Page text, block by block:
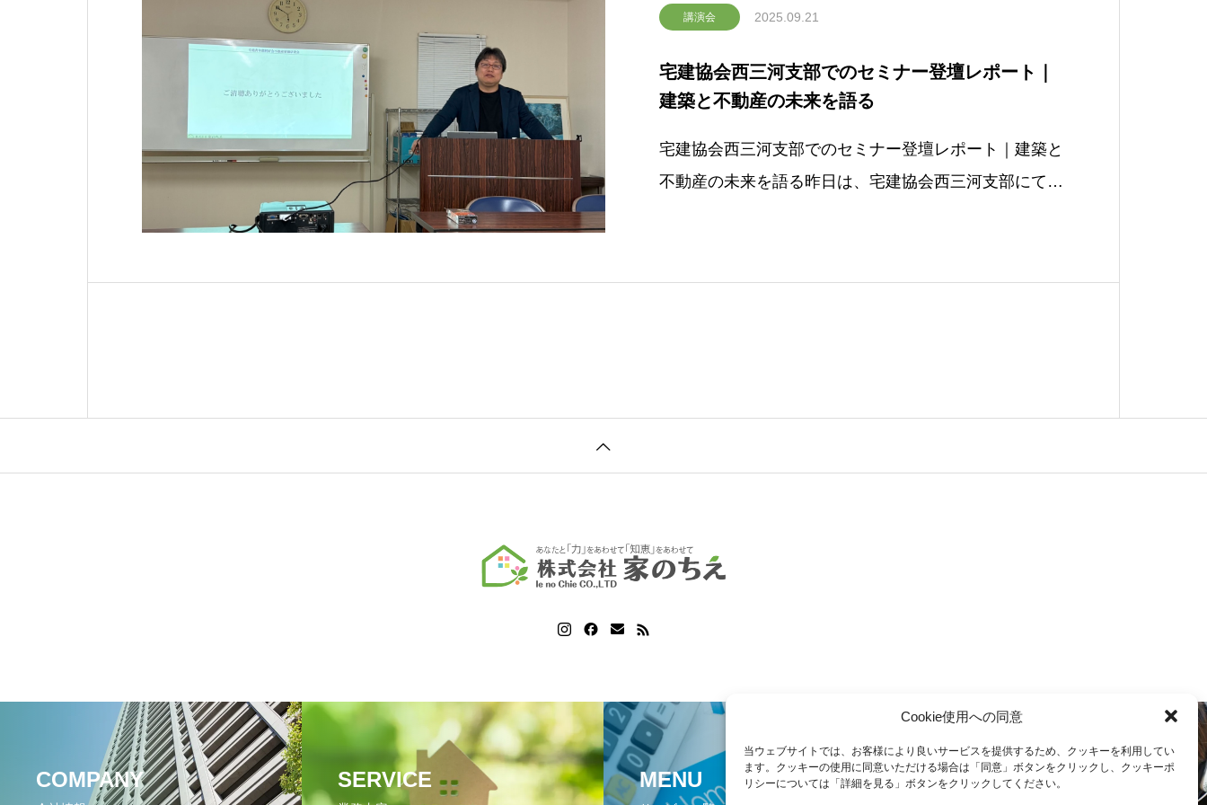
Cookie使用への同意
当ウェブサイトでは、お客様により良いサービスを提供するため、クッキーを利用してい
ます。クッキーの使用に同意いただける場合は「同意」ボタンをクリックし、クッキーポ
リシーについては「詳細を見る」ボタンをクリックしてください。
講演会 2025.09.21
宅建協会西三河支部でのセミナー登壇レポート｜
建築と不動産の未来を語る
宅建協会西三河支部でのセミナー登壇レポート｜建築と
不動産の未来を語る昨日は、宅建協会西三河支部にて開
た。今回のセミナーでは、建設業界を取り巻く市況の変
COMPANY SERVICE MENU CONTACT